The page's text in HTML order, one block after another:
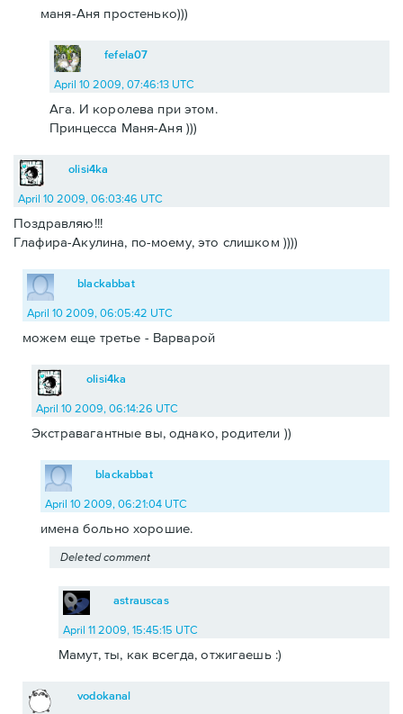
маня-Аня простенько)))
fefela07
April 10 2009, 07:46:13 UTC
Ага. И королева при этом.
Принцесса Маня-Аня )))
olisi4ka
April 10 2009, 06:03:46 UTC
Поздравляю!!!
Глафира-Акулина, по-моему, это слишком ))))
blackabbat
April 10 2009, 06:05:42 UTC
можем еще третье - Варварой
olisi4ka
April 10 2009, 06:14:26 UTC
Экстравагантные вы, однако, родители ))
blackabbat
April 10 2009, 06:21:04 UTC
имена больно хорошие.
Deleted comment
astrauscas
April 11 2009, 15:45:15 UTC
Мамут, ты, как всегда, отжигаешь :)
vodokanal